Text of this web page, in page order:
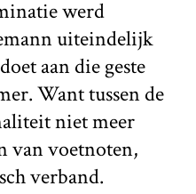
werd
uiteindelijk
aan die geste
Want tussen de
niet meer
van voetnoten,
verband.